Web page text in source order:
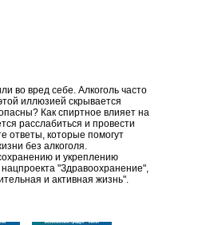
во вред себе. Алкоголь часто
иллюзией скрывается
Как спиртное влияет на
расслабиться и провести
ответы, которые помогут
без алкоголя.
и укреплению
"Здравоохранение",
и активная жизнь".